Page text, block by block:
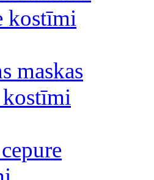
kostīmi
maskas
kostīmi